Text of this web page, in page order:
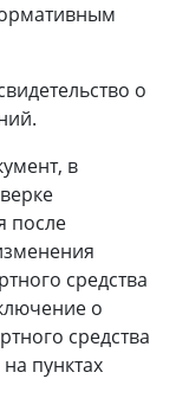
о
в
после
средства
о
средства
пунктах